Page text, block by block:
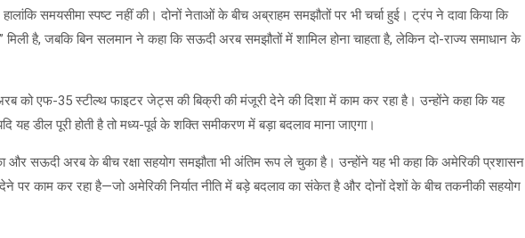
समयसीमा स्पष्ट नहीं की। दोनों नेताओं के बीच अब्राहम समझौतों पर भी चर्चा हुई। ट्रंप ने दावा किया कि
मिली है, जबकि बिन सलमान ने कहा कि सऊदी अरब समझौतों में शामिल होना चाहता है, लेकिन दो-राज्य समाधान के
को एफ-35 स्टील्थ फाइटर जेट्स की बिक्री की मंजूरी देने की दिशा में काम कर रहा है। उन्होंने कहा कि यह
यह डील पूरी होती है तो मध्य-पूर्व के शक्ति समीकरण में बड़ा बदलाव माना जाएगा।
और सऊदी अरब के बीच रक्षा सहयोग समझौता भी अंतिम रूप ले चुका है। उन्होंने यह भी कहा कि अमेरिकी प्रशासन
पर काम कर रहा है—जो अमेरिकी निर्यात नीति में बड़े बदलाव का संकेत है और दोनों देशों के बीच तकनीकी सहयोग